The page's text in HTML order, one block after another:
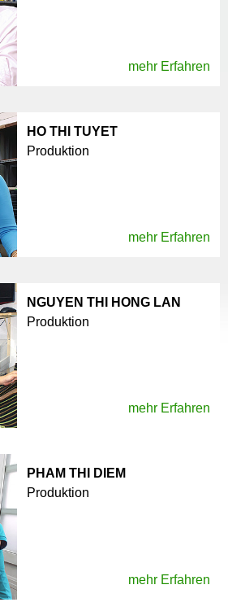
mehr Erfahren
HO THI TUYET
Produktion
mehr Erfahren
NGUYEN THI HONG LAN
Produktion
mehr Erfahren
PHAM THI DIEM
Produktion
mehr Erfahren